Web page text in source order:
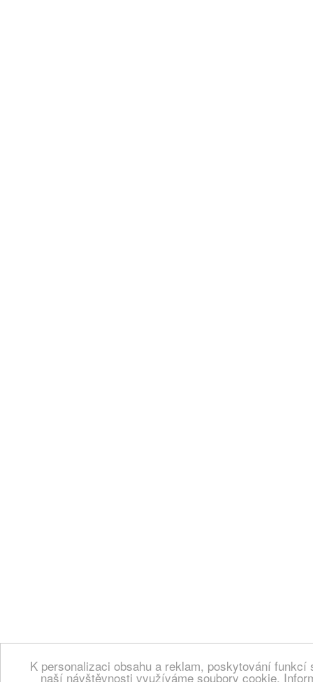
K personalizaci obsahu a reklam, poskytování
naší návštěvnosti využíváme soubory cookie.